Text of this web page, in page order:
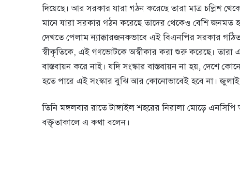
দিয়েছে। আর সরকার যারা গঠন করেছে তারা মাত্র চল্লিশ
মানে যারা সরকার গঠন করেছে তাদের থেকেও বেশি জনমত
দেখতে পেলাম ন্যাক্কারজনকভাবে এই বিএনপির সরকার
স্বীকৃতিকে, এই গণভোটকে অস্বীকার করা শুরু করেছে। তারা
বাস্তবায়ন করে নাই। যদি সংস্কার বাস্তবায়ন না হয়, দেশে
হতে পারে এই সংস্কার বুঝি আর কোনোভাবেই হবে না। জুলাই
তিনি মঙ্গলবার রাতে টাঙ্গাইল শহরের নিরালা মোড়ে
বক্তৃতাকালে এ কথা বলেন।